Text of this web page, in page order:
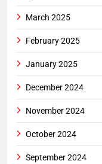
March 2025
February 2025
January 2025
December 2024
November 2024
October 2024
September 2024